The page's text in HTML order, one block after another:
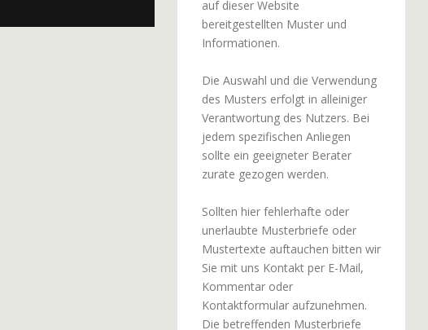
auf dieser Website
bereitgestellten Muster und
Informationen.
Die Auswahl und die Verwendung
des Musters erfolgt in alleiniger
Verantwortung des Nutzers. Bei
jedem spezifischen Anliegen
sollte ein geeigneter Berater
zurate gezogen werden.
Sollten hier fehlerhafte oder
unerlaubte Musterbriefe oder
Mustertexte auftauchen bitten wir
Sie mit uns Kontakt per E-Mail,
Kommentar oder
Kontaktformular aufzunehmen.
Die betreffenden Musterbriefe